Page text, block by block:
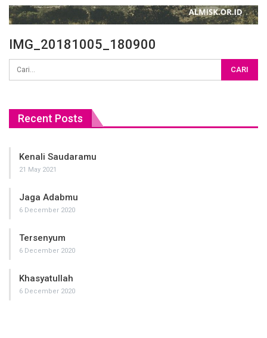
IMG_20181005_180900
Recent Posts
Kenali Saudaramu
21 May 2021
Jaga Adabmu
6 December 2020
Tersenyum
6 December 2020
Khasyatullah
6 December 2020